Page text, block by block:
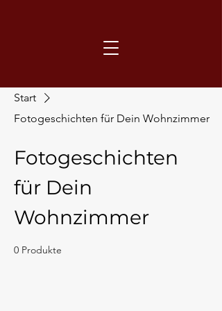
Start
Fotogeschichten für Dein Wohnzimmer
Fotogeschichten
für Dein
Wohnzimmer
0 Produkte